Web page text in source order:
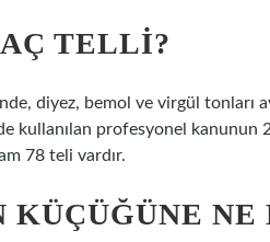
TELLI?
diyez, bemol ve virgül tonları
kullanılan profesyonel kanunun
78 teli vardır.
NE